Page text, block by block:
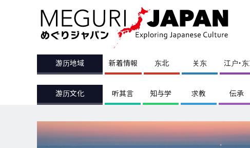
游历地域 新着情報 东北 关东 江户・
游历文化 听其言 知与学 求教 伝承